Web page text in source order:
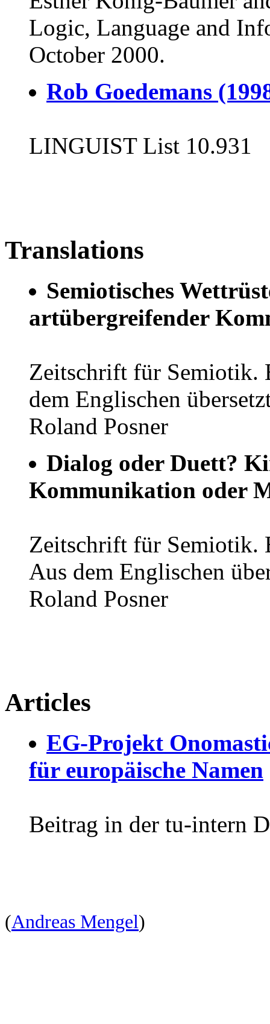
Logic, Language and
October 2000.
Rob Goedemans
LINGUIST List 10.931
Translations
Semiotisches
artübergreifender
Zeitschrift für Semiotik.
dem Englischen
Roland Posner
Dialog oder Duett?
Kommunikation oder
Zeitschrift für Semiotik.
Aus dem Englischen
Roland Posner
Articles
EG-Projekt
für europäische Namen
Beitrag in der tu-intern
(Andreas Mengel)